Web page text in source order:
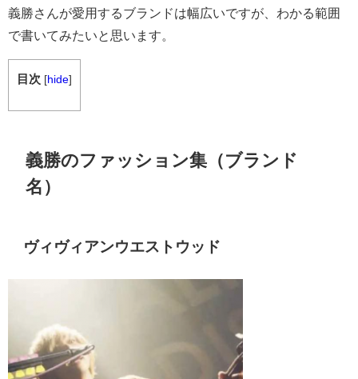
義勝さんが愛用するブランドは幅広いですが、わかる範囲
で書いてみたいと思います。
目次 [hide]
義勝のファッション集（ブランド
名）
ヴィヴィアンウエストウッド